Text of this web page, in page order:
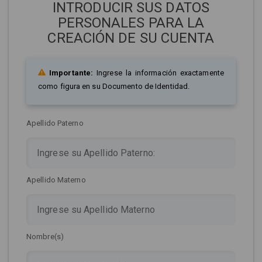
INTRODUCIR SUS DATOS
PERSONALES PARA LA
CREACIÓN DE SU CUENTA
Importante: Ingrese la información exactamente
como figura en su Documento de Identidad.
Apellido Paterno
Apellido Materno
Nombre(s)